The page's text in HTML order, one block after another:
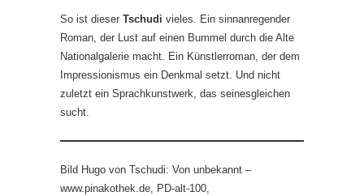
So ist dieser Tschudi vieles. Ein sinnanregender
Roman, der Lust auf einen Bummel durch die Alte
Nationalgalerie macht. Ein Künstlerroman, der dem
Impressionismus ein Denkmal setzt. Und nicht
zuletzt ein Sprachkunstwerk, das seinesgleichen
sucht.
Bild Hugo von Tschudi: Von unbekannt –
www.pinakothek.de, PD-alt-100,